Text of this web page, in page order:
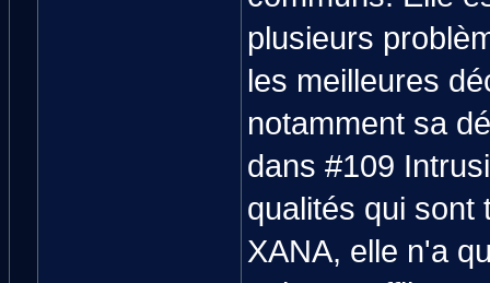
plusieurs
les meilleures
notamment sa
dans #109
qualités qui sont
XANA, elle n'a